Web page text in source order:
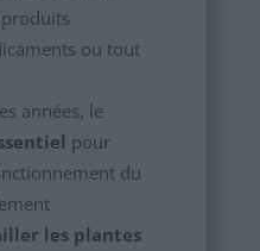
ou tout
années, le
pour
du
les plantes